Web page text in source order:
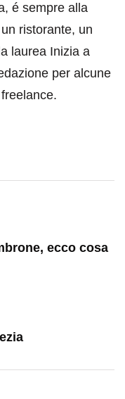
é sempre alla
ristorante, un
laurea Inizia a
per alcune
ecco cosa